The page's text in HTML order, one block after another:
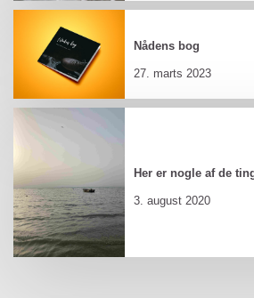
Nådens bog
27. marts 2023
Her er nogle af de
3. august 2020